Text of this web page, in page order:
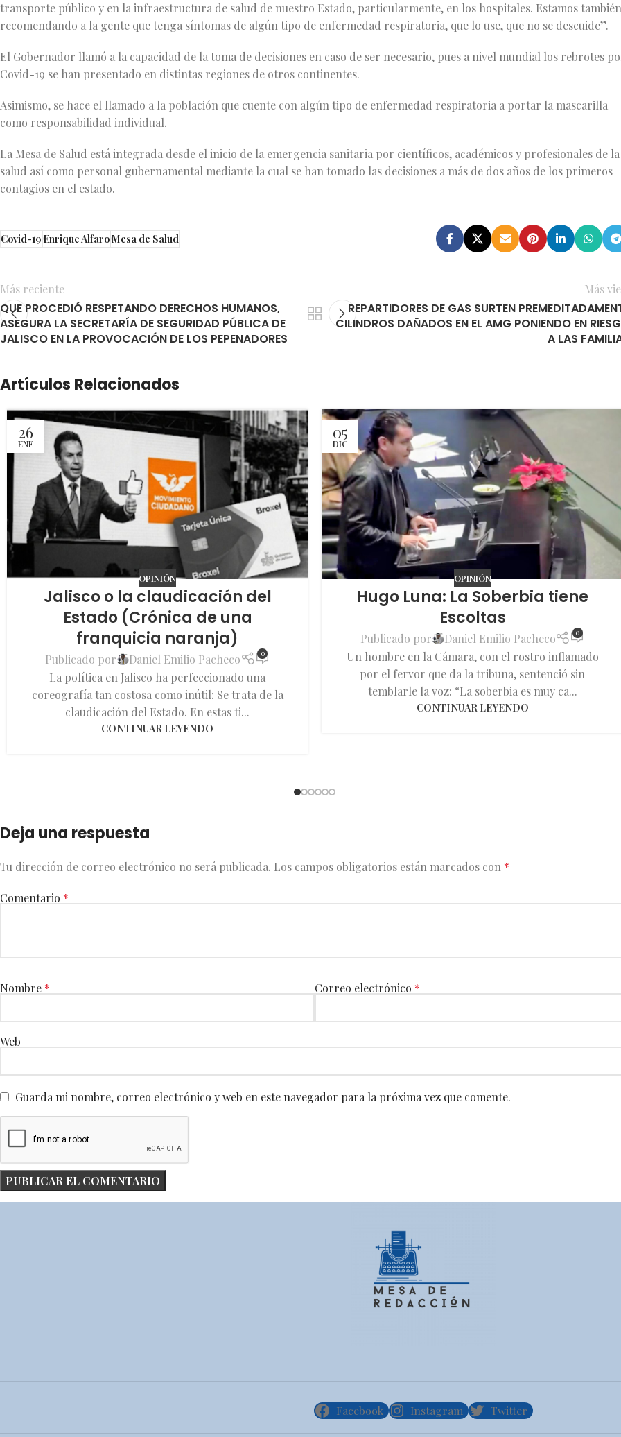
transporte público y en la infraestructura de salud de nuestro Estado, particularmente, en los hospitales. Estamos también
recomendando a la gente que tenga síntomas de algún tipo de enfermedad respiratoria, que lo use, que no se descuide”.
El Gobernador llamó a la capacidad de la toma de decisiones en caso de ser necesario, pues a nivel mundial los rebrotes
Covid-19 se han presentado en distintas regiones de otros continentes.
Asimismo, se hace el llamado a la población que cuente con algún tipo de enfermedad respiratoria a portar la mascarilla
como responsabilidad individual.
La Mesa de Salud está integrada desde el inicio de la emergencia sanitaria por científicos, académicos y profesionales de la
salud así como personal gubernamental mediante la cual se han tomado las decisiones a más de dos años de los primeros
contagios en el estado.
Covid-19Enrique AlfaroMesa de Salud
Más reciente
QUE PROCEDIÓ RESPETANDO DERECHOS HUMANOS,
ASEGURA LA SECRETARÍA DE SEGURIDAD PÚBLICA DE
JALISCO EN LA PROVOCACIÓN DE LOS PEPENADORES
Más
REPARTIDORES DE GAS SURTEN
CILINDROS DAÑADOS EN EL AMG PONIENDO EN
A LAS
Artículos Relacionados
26
ENE
OPINIÓN
Jalisco o la claudicación del
Estado (Crónica de una
franquicia naranja)
Publicado por Daniel Emilio Pacheco 0
La política en Jalisco ha perfeccionado una
coreografía tan costosa como inútil: Se trata de la
claudicación del Estado. En estas ti...
CONTINUAR LEYENDO
05
DIC
OPINIÓN
Hugo Luna: La Soberbia tiene
Escoltas
Publicado por Daniel Emilio Pacheco 0
Un hombre en la Cámara, con el rostro inflamado
por el fervor que da la tribuna, sentenció sin
temblarle la voz: “La soberbia es muy ca...
CONTINUAR LEYENDO
Deja una respuesta
Tu dirección de correo electrónico no será publicada. Los campos obligatorios están marcados con *
Comentario *
Nombre * Correo electrónico *
Web
Guarda mi nombre, correo electrónico y web en este navegador para la próxima vez que comente.
Facebook Instagram Twitter